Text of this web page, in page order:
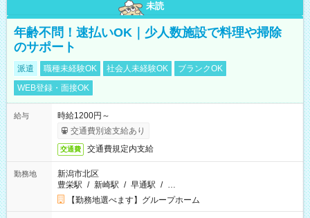
未読
年齢不問！速払いOK｜少人数施設で料理や掃除
のサポート
派遣 職種未経験OK 社会人未経験OK
ブランクOK
WEB登録・面接OK
給与
時給1200円～
交通費別途支給あり
交通費 交通費規定内支給
勤務地
新潟市北区
豊栄駅 / 新崎駅 / 早通駅 / …
【勤務地選べます】グループホーム